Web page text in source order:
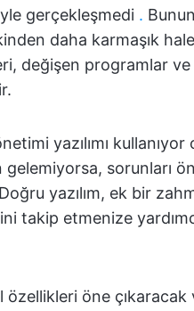
gerçekleşmedi .
daha karmaşık
değişen programlar
yazılımı kullanıyor
sorunları
yazılım, ek bir
takip etmenize
öne